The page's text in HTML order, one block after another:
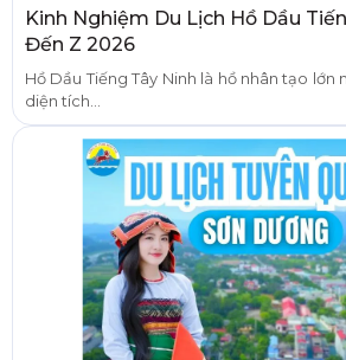
Kinh Nghiệm Du Lịch Hồ Dầu
Đến Z 2026
Hồ Dầu Tiếng Tây Ninh là hồ nhân tạo lớn
diện tích...